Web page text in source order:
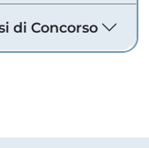
di Concorso